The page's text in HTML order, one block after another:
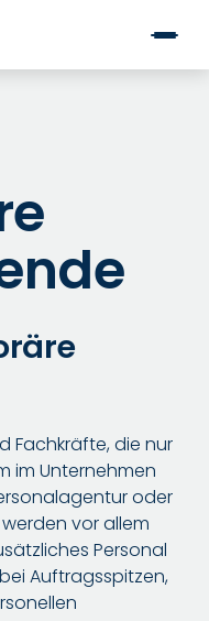
Fachkräfte, die nur
im Unternehmen
oder
vor allem
Personal
Auftragsspitzen,